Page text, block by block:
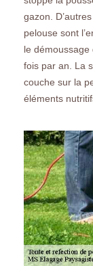
gazon.
pelouse sont
le démoussage
fois par an. La
couche sur la
éléments